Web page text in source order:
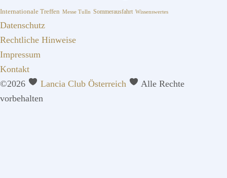
Internationale Treffen Messe Tulln Sommerausfahrt Wissenswertes
Datenschutz
Rechtliche Hinweise
Impressum
Kontakt
©2026
Lancia Club Österreich
Alle Rechte
vorbehalten